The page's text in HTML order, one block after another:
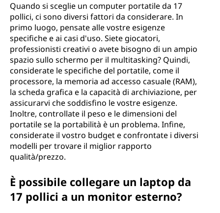
u
n
ù
Quando si sceglie un computer portatile da 17
pollici, ci sono diversi fattori da considerare. In
primo luogo, pensate alle vostre esigenze
specifiche e ai casi d'uso. Siete giocatori,
professionisti creativi o avete bisogno di un ampio
spazio sullo schermo per il multitasking? Quindi,
considerate le specifiche del portatile, come il
processore, la memoria ad accesso casuale (RAM),
la scheda grafica e la capacità di archiviazione, per
assicurarvi che soddisfino le vostre esigenze.
Inoltre, controllate il peso e le dimensioni del
portatile se la portabilità è un problema. Infine,
considerate il vostro budget e confrontate i diversi
modelli per trovare il miglior rapporto
qualità/prezzo.
È possibile collegare un laptop da
17 pollici a un monitor esterno?